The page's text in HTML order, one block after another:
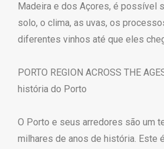
Madeira e dos Açores, é possível
solo, o clima, as uvas, os
diferentes vinhos até que eles
PORTO REGION ACROSS THE
história do Porto
O Porto e seus arredores são um
milhares de anos de história. Este